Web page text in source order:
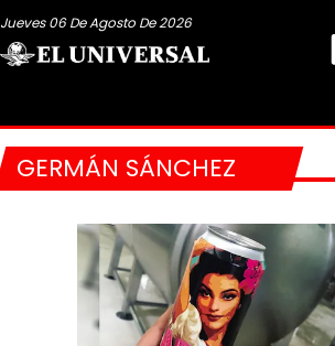
Jueves 06 De Agosto De 2026
GERMÁN SÁNCHEZ